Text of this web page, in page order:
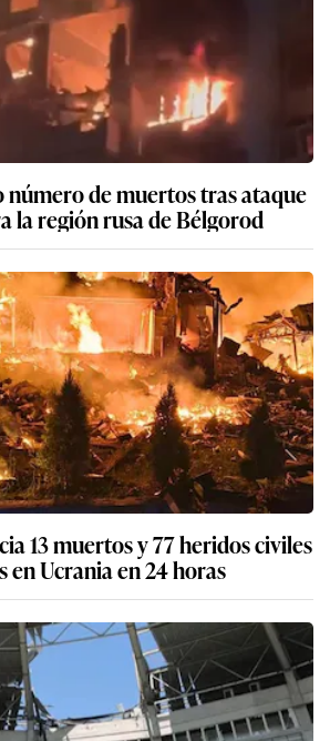
número de muertos tras ataque
la región rusa de Bélgorod
13 muertos y 77 heridos civiles
en Ucrania en 24 horas